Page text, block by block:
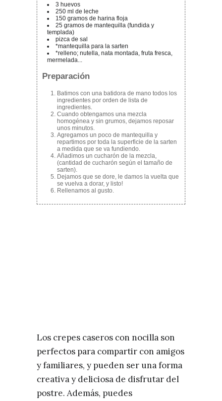
3 huevos
250 ml de leche
150 gramos de harina floja
25 gramos de mantequilla (fundida y
templada)
pizca de sal
*mantequilla para la sarten
*relleno; nutella, nata montada, fruta fresca,
mermelada...
Preparación
Batimos con una batidora de mano todos los
ingredientes por orden de lista de
ingredientes.
Cuando obtengamos una mezcla
homogénea y sin grumos, dejamos reposar
unos minutos.
Agregamos un poco de mantequilla y
repartimos por toda la superficie de la sarten
a medida que se va fundiendo.
Añadimos un cucharón de la mezcla,
(cantidad de cucharón según el tamaño de
sarten).
Dejamos que se dore, le damos la vuelta que
se vuelva a dorar, y listo!
Rellenamos al gusto.
Los crepes caseros con nocilla son
perfectos para compartir con amigos
y familiares, y pueden ser una forma
creativa y deliciosa de disfrutar del
postre. Además, puedes